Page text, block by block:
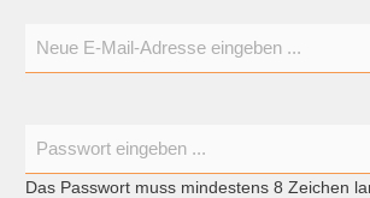
Das Passwort muss mindestens 8 Zeichen